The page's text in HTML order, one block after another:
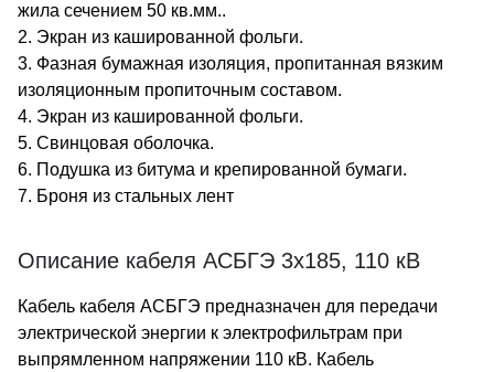
жила сечением 50 кв.мм..
2. Экран из кашированной фольги.
3. Фазная бумажная изоляция, пропитанная вязким
изоляционным пропиточным составом.
4. Экран из кашированной фольги.
5. Свинцовая оболочка.
6. Подушка из битума и крепированной бумаги.
7. Броня из стальных лент
Описание кабеля АСБГЭ 3х185, 110 кВ
Кабель кабеля АСБГЭ предназначен для передачи
электрической энергии к электрофильтрам при
выпрямленном напряжении 110 кВ. Кабель